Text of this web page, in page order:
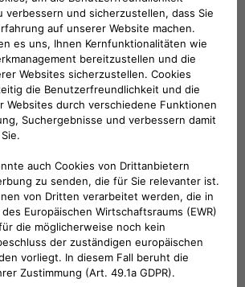
waren, die wie die Scheinwerfer
dazu dienten, den Luftstrom in den
– sowohl für die Ansaugung
Kühlung.
der Giulia 1300
war der Ansicht, dass der
1300 der Giulietta
des Angebots beitragen konnte,
und Betriebskosten etwas unter
Die bis 1967 produzierte erste
1300 mit 80 PS und
führte denKühlergrill mit nur zwei
ohne Stoßstangenhörner ein.